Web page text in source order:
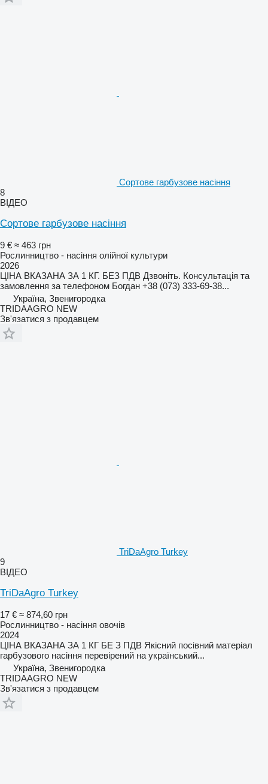
Сортове гарбузове насіння
8
ВІДЕО
Сортове гарбузове насіння
9 € ≈ 463 грн
Рослинництво - насіння олійної культури
2026
ЦІНА ВКАЗАНА ЗА 1 КГ. БЕЗ ПДВ Дзвоніть. Консультація та
замовлення за телефоном Богдан +38 (073) 333-69-38...
Україна, Звенигородка
TRIDAAGRO NEW
Зв'язатися з продавцем
TriDaAgro Turkey
9
ВІДЕО
TriDaAgro Turkey
17 € ≈ 874,60 грн
Рослинництво - насіння овочів
2024
ЦІНА ВКАЗАНА ЗА 1 КГ БЕ З ПДВ Якісний посівний матеріал
гарбузового насіння перевірений на український...
Україна, Звенигородка
TRIDAAGRO NEW
Зв'язатися з продавцем